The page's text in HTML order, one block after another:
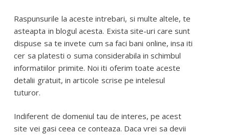
Raspunsurile la aceste intrebari, si multe altele, te
asteapta in blogul acesta. Exista site-uri care sunt
dispuse sa te invete cum sa faci bani online, insa iti
cer sa platesti o suma considerabila in schimbul
informatiilor primite. Noi iti oferim toate aceste
detalii gratuit, in articole scrise pe intelesul
tuturor.
Indiferent de domeniul tau de interes, pe acest
site vei gasi ceea ce conteaza. Daca vrei sa devii